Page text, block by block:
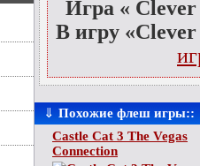
Игра «
В игру
⇓ Похожие флеш игры::
Castle Cat 3 The Vegas
Connection